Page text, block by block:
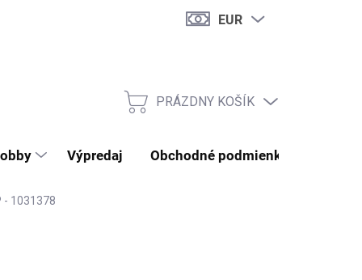
EUR
NÁKUPNÝ KOŠÍK
PRÁZDNY KOŠÍK
Výpredaj Obchodné podmienky
- 1031378